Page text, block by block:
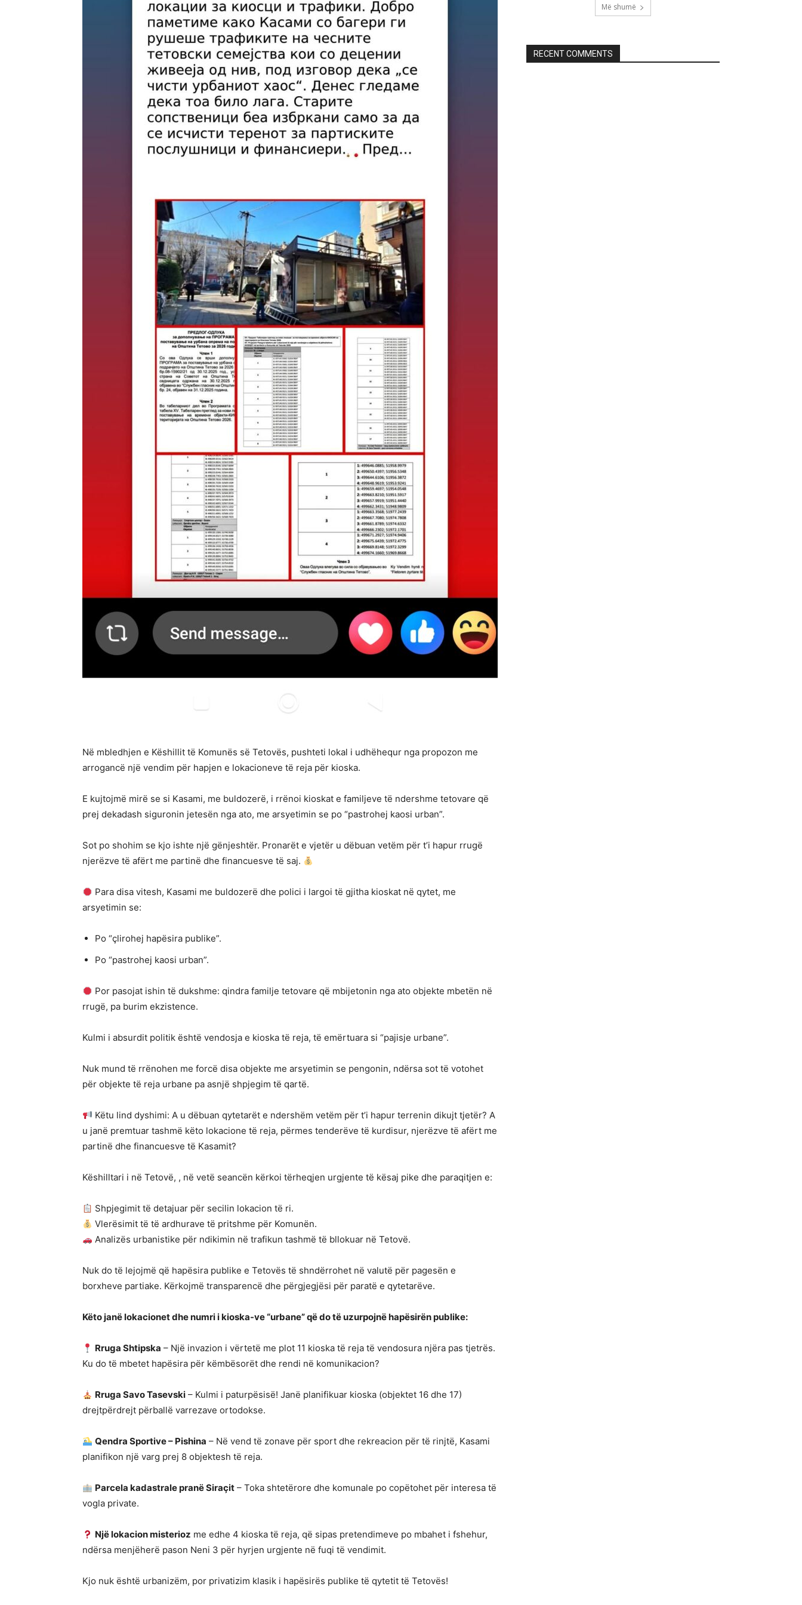
Në mbledhjen e Këshillit të Komunës së Tetovës, pushteti lokal i udhëhequr nga propozon me
arrogancë një vendim për hapjen e lokacioneve të reja për kioska.
E kujtojmë mirë se si Kasami, me buldozerë, i rrënoi kioskat e familjeve të ndershme tetovare që
prej dekadash siguronin jetesën nga ato, me arsyetimin se po “pastrohej kaosi urban”.
Sot po shohim se kjo ishte një gënjeshtër. Pronarët e vjetër u dëbuan vetëm për t’i hapur rrugë
njerëzve të afërt me partinë dhe financuesve të saj.
Para disa vitesh, Kasami me buldozerë dhe polici i largoi të gjitha kioskat në qytet, me
arsyetimin se:
Po “çlirohej hapësira publike”.
Po “pastrohej kaosi urban”.
Por pasojat ishin të dukshme: qindra familje tetovare që mbijetonin nga ato objekte mbetën në
rrugë, pa burim ekzistence.
Kulmi i absurdit politik është vendosja e kioska të reja, të emërtuara si “pajisje urbane”.
Nuk mund të rrënohen me forcë disa objekte me arsyetimin se pengonin, ndërsa sot të votohet
për objekte të reja urbane pa asnjë shpjegim të qartë.
Këtu lind dyshimi: A u dëbuan qytetarët e ndershëm vetëm për t’i hapur terrenin dikujt tjetër? A
u janë premtuar tashmë këto lokacione të reja, përmes tenderëve të kurdisur, njerëzve të afërt me
partinë dhe financuesve të Kasamit?
Këshilltari i në Tetovë, , në vetë seancën kërkoi tërheqjen urgjente të kësaj pike dhe paraqitjen e:
Shpjegimit të detajuar për secilin lokacion të ri.
Vlerësimit të të ardhurave të pritshme për Komunën.
Analizës urbanistike për ndikimin në trafikun tashmë të bllokuar në Tetovë.
Nuk do të lejojmë që hapësira publike e Tetovës të shndërrohet në valutë për pagesën e
borxheve partiake. Kërkojmë transparencë dhe përgjegjësi për paratë e qytetarëve.
Këto janë lokacionet dhe numri i kioska-ve “urbane” që do të uzurpojnë hapësirën publike:
Rruga Shtipska – Një invazion i vërtetë me plot 11 kioska të reja të vendosura njëra pas tjetrës.
Ku do të mbetet hapësira për këmbësorët dhe rendi në komunikacion?
Rruga Savo Tasevski – Kulmi i paturpësisë! Janë planifikuar kioska (objektet 16 dhe 17)
drejtpërdrejt përballë varrezave ortodokse.
Qendra Sportive – Pishina – Në vend të zonave për sport dhe rekreacion për të rinjtë, Kasami
planifikon një varg prej 8 objektesh të reja.
Parcela kadastrale pranë Siraçit – Toka shtetërore dhe komunale po copëtohet për interesa të
vogla private.
Një lokacion misterioz me edhe 4 kioska të reja, që sipas pretendimeve po mbahet i fshehur,
ndërsa menjëherë pason Neni 3 për hyrjen urgjente në fuqi të vendimit.
Kjo nuk është urbanizëm, por privatizim klasik i hapësirës publike të qytetit të Tetovës!
Më shumë
RECENT COMMENTS